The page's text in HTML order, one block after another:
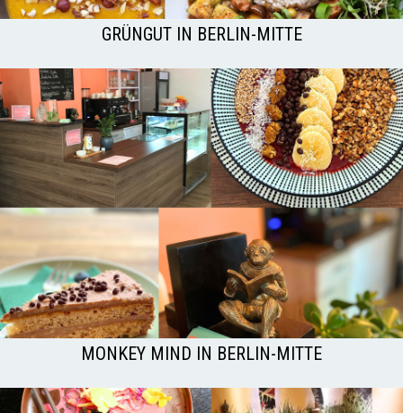
GRÜNGUT IN BERLIN-MITTE
MONKEY MIND IN BERLIN-MITTE